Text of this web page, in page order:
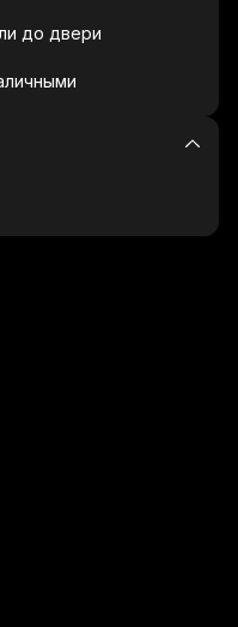
до двери